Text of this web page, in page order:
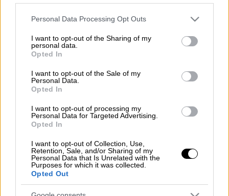
Please note that this website/app uses one or more Google
not limited to your visit or usage behaviour. You may click to
grant or deny consent to Google and its third-party tags to
use your data for below specified purposes in below Google
consent section.
Personal Data Processing Opt Outs
I want to opt-out of the Sharing of my
personal data.
Opted In
I want to opt-out of the Sale of my
Personal Data.
Opted In
I want to opt-out of processing my
Personal Data for Targeted Advertising.
Opted In
I want to opt-out of Collection, Use,
Retention, Sale, and/or Sharing of my
Personal Data that Is Unrelated with the
Purposes for which it was collected.
Opted Out
«Τι ακριβώς είναι η τηλεθέαση; Τι μετρούν
οι περίπου 2.500 δέκτες που υπάρχουν; Το
«Greece's Next Top Model» ή τις «Μέλισσες»;
Ποιοι είναι αυτοί που καθορίζουν τι θα
συνεχιστεί και τι θα κοπεί; Ποιοι λένε ότι
πρέπει να παίξει το «GNTM», ενώ η
«Συμπεθέρα» δεν έπρεπε να πάει;
πολλών και κοροϊδεύει τον κόσμο, γιατί
βολεύει κάποιους
γνωστός ηθοποιός.
«Εγώ ξέρω πως με σταματούν και μου λένε
ότι μας βλέπουν. Αυτή είναι η δική μου
μέτρηση. Τι να πιστέψω δηλαδή;Πως ο